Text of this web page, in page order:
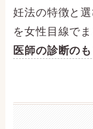
妊法の特徴と
を女性目線でま
医師の診断のも